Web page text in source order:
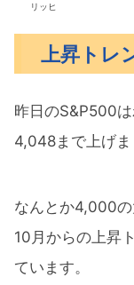
リッヒ
上昇トレ
昨日のS&P500
4,048まで上げま
なんとか4,000
10月からの上昇
ています。